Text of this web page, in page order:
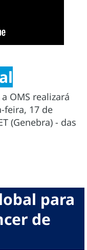
OMS realizará
feira, 17 de
(Genebra) - das
para
de